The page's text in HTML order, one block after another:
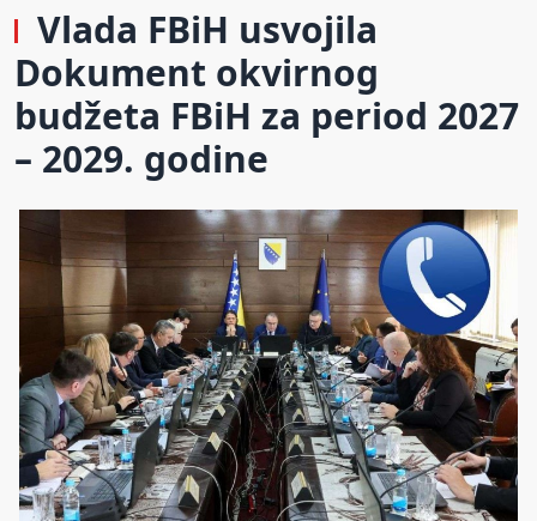
Vlada FBiH usvojila
Dokument okvirnog
budžeta FBiH za period 2027
– 2029. godine